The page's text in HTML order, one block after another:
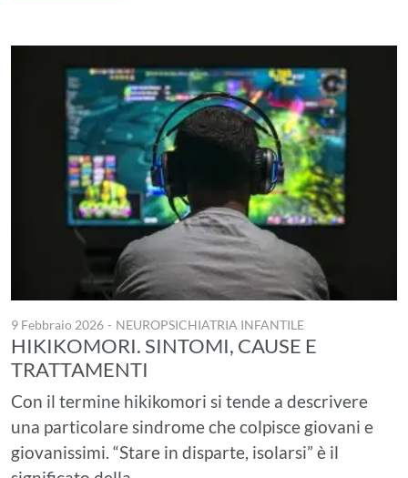
9 Febbraio 2026 - NEUROPSICHIATRIA INFANTILE
HIKIKOMORI. SINTOMI, CAUSE E
TRATTAMENTI
Con il termine hikikomori si tende a descrivere
una particolare sindrome che colpisce giovani e
giovanissimi. “Stare in disparte, isolarsi” è il